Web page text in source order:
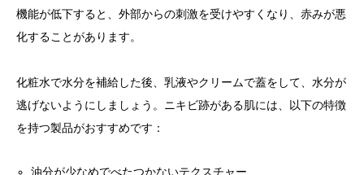
機能が低下すると、外部からの刺激を受けやすくなり、赤みが悪
化することがあります。
化粧水で水分を補給した後、乳液やクリームで蓋をして、水分が
逃げないようにしましょう。ニキビ跡がある肌には、以下の特徴
を持つ製品がおすすめです：
油分が少なめでべたつかないテクスチャー